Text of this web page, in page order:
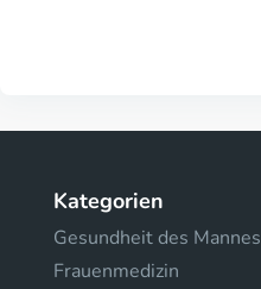
Kategorien
Gesundheit des Mannes
Frauenmedizin